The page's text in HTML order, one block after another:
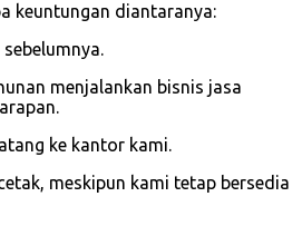
keuntungan diantaranya:
menjalankan bisnis jasa
ke kantor kami.
meskipun kami tetap bersedia